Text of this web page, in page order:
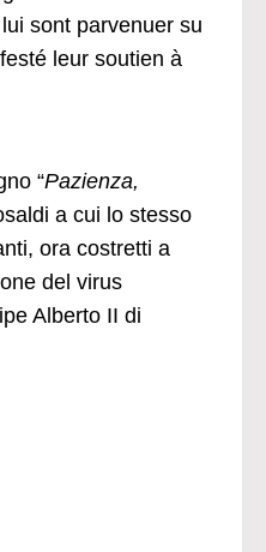
sont parvenuer su
leur soutien à
“Pazienza,
a cui lo stesso
ora costretti a
del virus
Alberto II di